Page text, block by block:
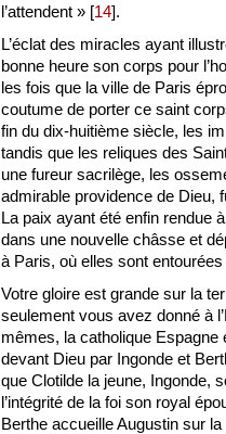
l’attendent » [14].
L’éclat des miracles ayant
bonne heure son corps pour
les fois que la ville de Paris
coutume de porter ce saint
fin du dix-huitième siècle, les
tandis que les reliques des
une fureur sacrilège, les
admirable providence de Dieu,
La paix ayant été enfin rendue
dans une nouvelle châsse et
à Paris, où elles sont
Votre gloire est grande sur la
seulement vous avez donné à
mêmes, la catholique Espagne
devant Dieu par Ingonde et
que Clotilde la jeune, Ingonde,
l’intégrité de la foi son royal
Berthe accueille Augustin sur